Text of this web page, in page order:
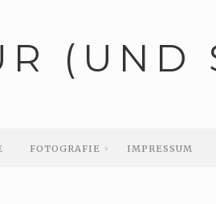
(UND
FOTOGRAFIE IMPRESSUM